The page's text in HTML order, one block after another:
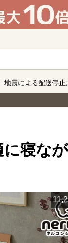
地震による配送停
寝な